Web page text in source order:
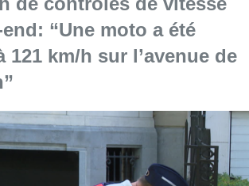
“Une moto a été
121 km/h sur l’avenue de